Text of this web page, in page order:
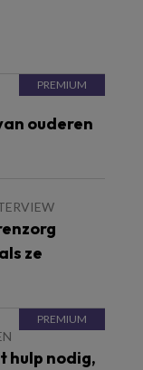
ouderen
ze
hulp nodig,